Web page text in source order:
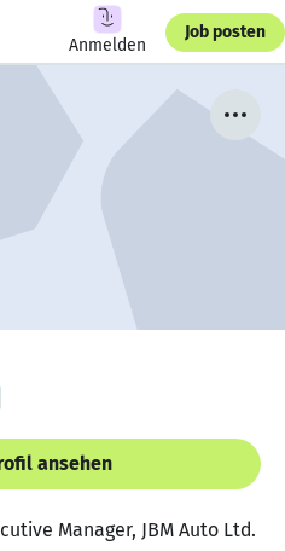
Anmelden
Job posten
ansehen
Manager, JBM Auto Ltd.